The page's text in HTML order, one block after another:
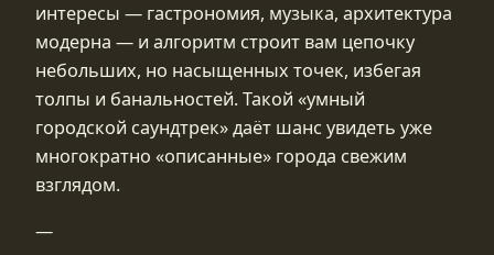
интересы — гастрономия, музыка, архитектура
модерна — и алгоритм строит вам цепочку
небольших, но насыщенных точек, избегая
толпы и банальностей. Такой «умный
городской саундтрек» даёт шанс увидеть уже
многократно «описанные» города свежим
взглядом.
—